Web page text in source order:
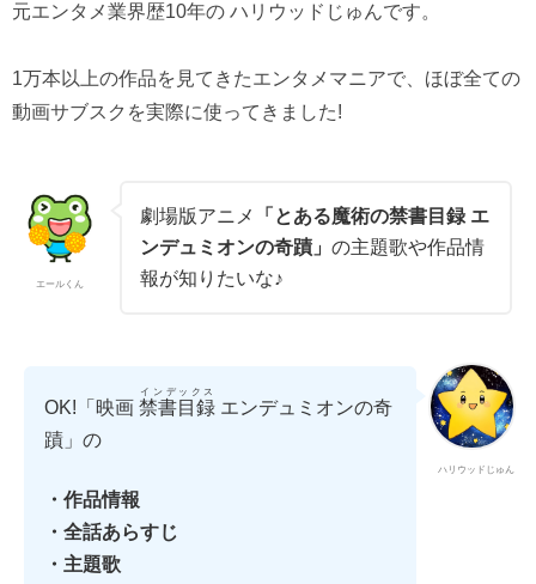
元エンタメ業界歴10年の ハリウッドじゅんです。
1万本以上の作品を見てきたエンタメマニアで、ほぼ全ての
動画サブスクを実際に使ってきました!
エールくん
劇場版アニメ
「とある魔術の禁書目録 エ
ンデュミオンの奇蹟」 の主題歌や作品情
報が知りたいな♪
ハリウッドじゅん
OK!「映画 禁書目録
インデックス
エンデュミオンの奇
蹟」の
・作品情報
・全話あらすじ
・主題歌